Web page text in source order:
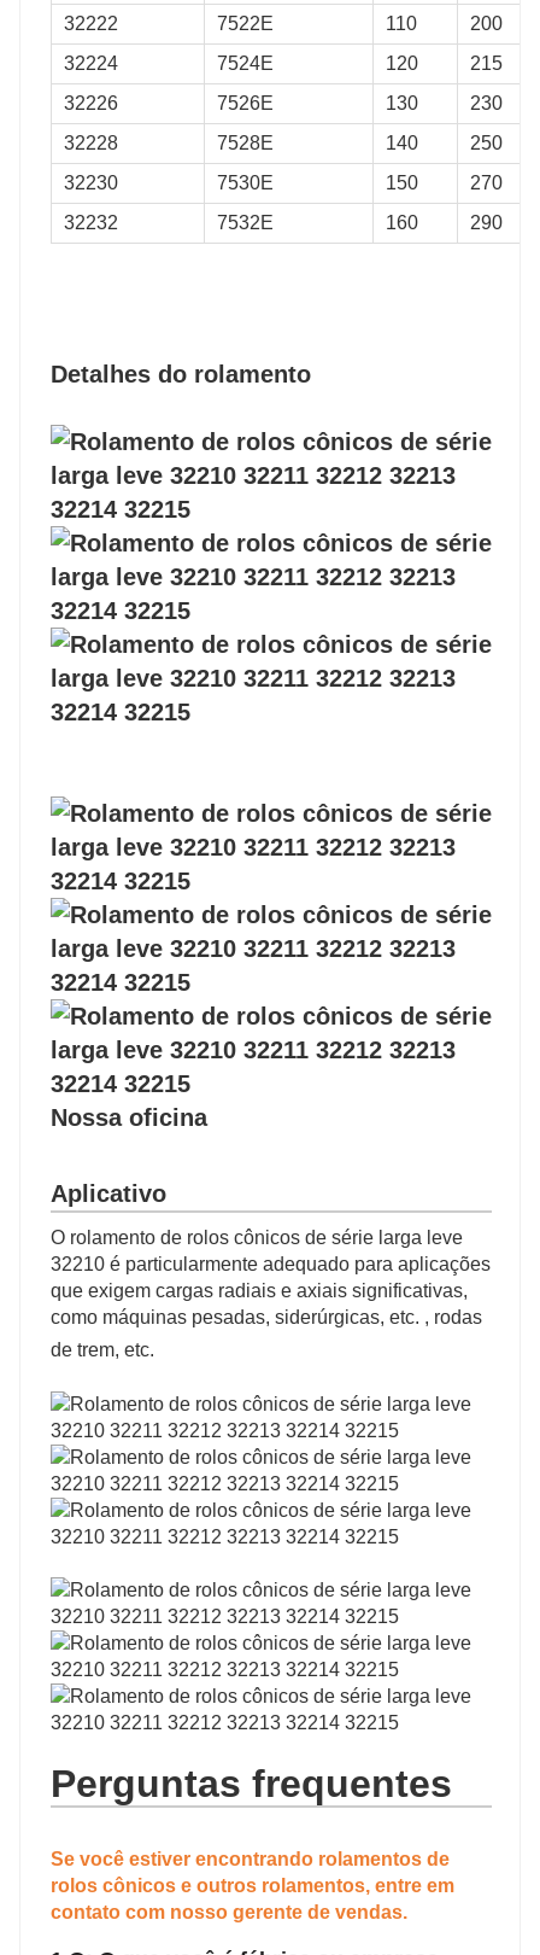
32222 7522E 110
200
32224
7524E 120
215
32226
7526E 130
230
32228
7528E 140
250
32230
7530E 150
270
32232
7532E 160 290
Detalhes do rolamento
Nossa oficina
Aplicativo
O rolamento de rolos cônicos de série larga leve
32210 é particularmente adequado para aplicações
que exigem cargas radiais e axiais significativas,
como máquinas pesadas, siderúrgicas, etc. , rodas
de trem, etc.
Perguntas frequentes
Se você estiver encontrando rolamentos de
rolos cônicos e outros rolamentos, entre em
contato com nosso gerente de vendas.